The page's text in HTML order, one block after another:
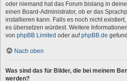
oder niemand hat das Forum bislang in
einen Board-Administrator, ob er das
installieren kann. Falls es noch nicht
es übersetzen würdest. Weitere
von phpBB Limited oder aufphpBB.de
Nach oben
Was sind das für Bilder, die bei meinem
werden?